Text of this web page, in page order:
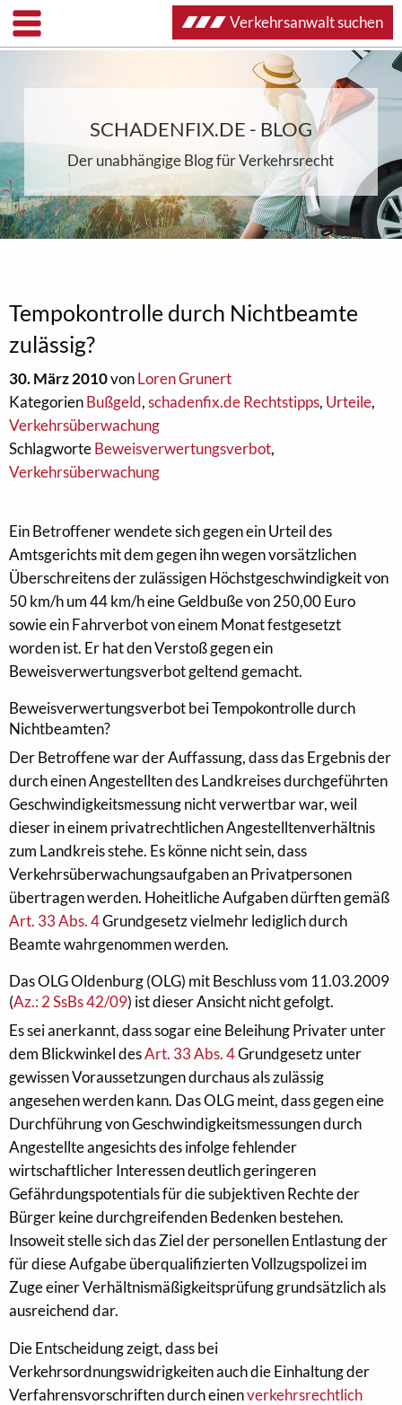
SCHADENFIX.DE - BLOG
Der unabhängige Blog für Verkehrsrecht
Tempokontrolle durch Nichtbeamte
zulässig?
30. März 2010vonLoren Grunert
KategorienBußgeld,schadenfix.de Rechtstipps, Urteile,
Verkehrsüberwachung
SchlagworteBeweisverwertungsverbot,
Verkehrsüberwachung
Ein Betroffener wendete sich gegen ein Urteil des
Amtsgerichts mit dem gegen ihn wegen vorsätzlichen
Überschreitens der zulässigen Höchstgeschwindigkeit von
50 km/h um 44 km/h eine Geldbuße von 250,00 Euro
sowie ein Fahrverbot von einem Monat festgesetzt
worden ist. Er hat den Verstoß gegen ein
Beweisverwertungsverbot geltend gemacht.
Beweisverwertungsverbot bei Tempokontrolle durch
Nichtbeamten?
Der Betroffene war der Auffassung, dass das Ergebnis der
durch einen Angestellten des Landkreises durchgeführten
Geschwindigkeitsmessung nicht verwertbar war, weil
dieser in einem privatrechtlichen Angestelltenverhältnis
zum Landkreis stehe. Es könne nicht sein, dass
Verkehrsüberwachungsaufgaben an Privatpersonen
übertragen werden. Hoheitliche Aufgaben dürften gemäß
Art. 33 Abs. 4Grundgesetz vielmehr lediglich durch
Beamte wahrgenommen werden.
Das OLG Oldenburg (OLG) mit Beschluss vom 11.03.2009
(Az.: 2 SsBs 42/09) ist dieser Ansicht nicht gefolgt.
Es sei anerkannt, dass sogar eine Beleihung Privater unter
dem Blickwinkel desArt. 33 Abs. 4Grundgesetz unter
gewissen Voraussetzungen durchaus als zulässig
angesehen werden kann. Das OLG meint, dass gegen eine
Durchführung von Geschwindigkeitsmessungen durch
Angestellte angesichts des infolge fehlender
wirtschaftlicher Interessen deutlich geringeren
Gefährdungspotentials für die subjektiven Rechte der
Bürger keine durchgreifenden Bedenken bestehen.
Insoweit stelle sich das Ziel der personellen Entlastung der
für diese Aufgabe überqualifizierten Vollzugspolizei im
Zuge einer Verhältnismäßigkeitsprüfung grundsätzlich als
ausreichend dar.
Die Entscheidung zeigt, dass bei
Verkehrsordnungswidrigkeiten auch die Einhaltung der
Verfahrensvorschriften durch einenverkehrsrechtlich
Verkehrsanwalt suchen